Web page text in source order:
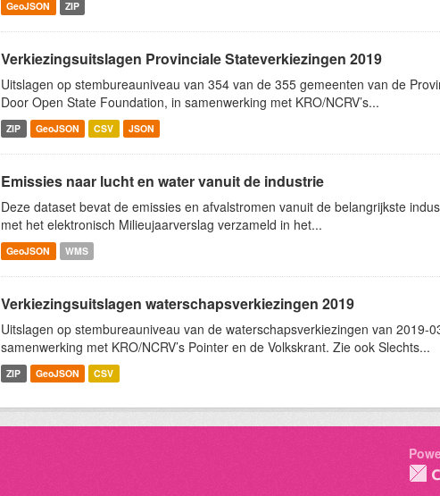
GeoJSON ZIP
Verkiezingsuitslagen Provinciale Stateverkiezingen 2019
Uitslagen op stembureauniveau van 354 van de 355 gemeenten van de
Door Open State Foundation, in samenwerking met KRO/NCRV’s...
ZIP GeoJSON CSV JSON
Emissies naar lucht en water vanuit de industrie
Deze dataset bevat de emissies en afvalstromen vanuit de belangrijkste
met het elektronisch Milieujaarverslag verzameld in het...
GeoJSON WMS
Verkiezingsuitslagen waterschapsverkiezingen 2019
Uitslagen op stembureauniveau van de waterschapsverkiezingen van 2019-
samenwerking met KRO/NCRV’s Pointer en de Volkskrant. Zie ook Slechts...
ZIP GeoJSON CSV